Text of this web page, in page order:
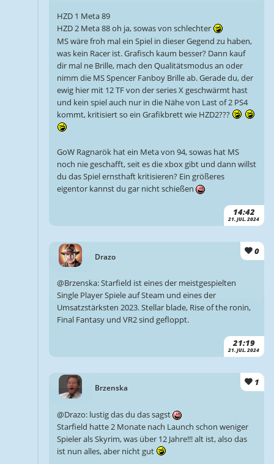
14:42
21. JUL. 2024
HZD 1 Meta 89
HZD 2 Meta 88 oh ja, sowas von schlechter
MS wäre froh mal ein Spiel in dieser Gegend zu haben,
was kein Racer ist. Grafisch kaum besser? Dann kauf
dir mal ne Brille, mach den Qualitätsmodus an oder
nimm die MS Spencer Fanboy Brille ab. Gerade du, der
ewig hier mit 12 TF von der series X geschwärmt hast
und kein spiel auch nur in die Nähe von Last of 2 PS4
kommt, kritisiert so ein Grafikbrett wie HZD2???
GoW Ragnarök hat ein Meta von 94, sowas hat MS
noch nie geschafft, seit es die xbox gibt und dann willst
du das Spiel ernsthaft kritisieren? Ein größeres
eigentor kannst du gar nicht schießen
Drazo
0
21:19
21. JUL. 2024
@Brzenska: Starfield ist eines der meistgespielten
Single Player Spiele auf Steam und eines der
Umsatzstärksten 2023. Stellar blade, Rise of the ronin,
Final Fantasy und VR2 sind gefloppt.
Brzenska
1
@Drazo: lustig das du das sagst
Starfield hatte 2 Monate nach Launch schon weniger
Spieler als Skyrim, was über 12 Jahre!!! alt ist, also das
ist nun alles, aber nicht gut